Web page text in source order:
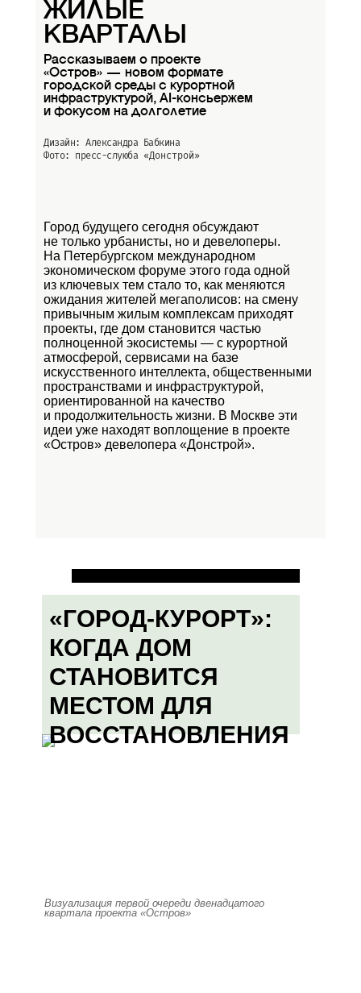
ЖИЛЫЕ
КВАРТАЛЫ
Рассказываем о проекте
«Остров» — новом формате
городской среды с курортной
инфраструктурой, AI-консьержем
и фокусом на долголетие
Дизайн: Александра Бабкина
Фото: пресс-слуюба «Донстрой»
Город будущего сегодня обсуждают
не только урбанисты, но и девелоперы.
На Петербургском международном
экономическом форуме этого года одной
из ключевых тем стало то, как меняются
ожидания жителей мегаполисов: на смену
привычным жилым комплексам приходят
проекты, где дом становится частью
полноценной экосистемы — с курортной
атмосферой, сервисами на базе
искусственного интеллекта, общественными
пространствами и инфраструктурой,
ориентированной на качество
и продолжительность жизни. В Москве эти
идеи уже находят воплощение в проекте
«Остров» девелопера «Донстрой».
«ГОРОД-КУРОРТ»:
КОГДА ДОМ
СТАНОВИТСЯ
МЕСТОМ ДЛЯ
ВОССТАНОВЛЕНИЯ
Визуализация первой очереди двенадцатого
квартала проекта «Остров»